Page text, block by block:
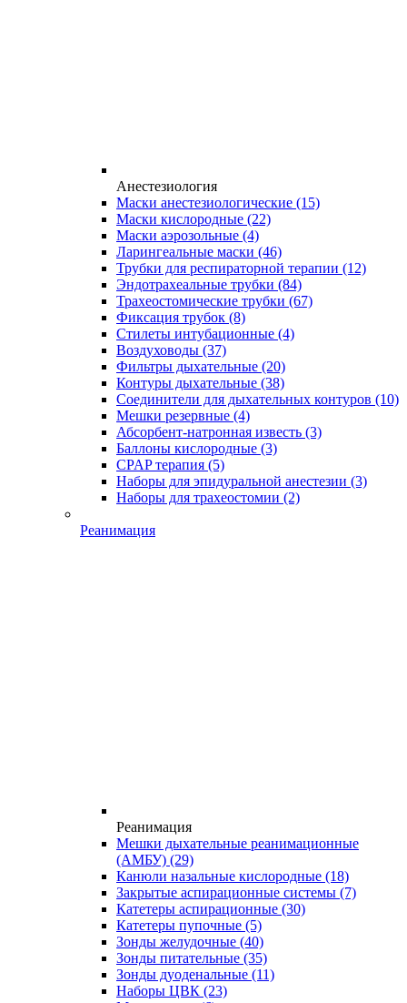
Анестезиология
Маски анестезиологические (15)
Маски кислородные (22)
Маски аэрозольные (4)
Ларингеальные маски (46)
Трубки для респираторной терапии (12)
Эндотрахеальные трубки (84)
Трахеостомические трубки (67)
Фиксация трубок (8)
Стилеты интубационные (4)
Воздуховоды (37)
Фильтры дыхательные (20)
Контуры дыхательные (38)
Соединители для дыхательных контуров (10)
Мешки резервные (4)
Абсорбент-натронная известь (3)
Баллоны кислородные (3)
CPAP терапия (5)
Наборы для эпидуральной анестезии (3)
Наборы для трахеостомии (2)
Реанимация
Реанимация
Мешки дыхательные реанимационные
(АМБУ) (29)
Канюли назальные кислородные (18)
Закрытые аспирационные системы (7)
Катетеры аспирационные (30)
Катетеры пупочные (5)
Зонды желудочные (40)
Зонды питательные (35)
Зонды дуоденальные (11)
Наборы ЦВК (23)